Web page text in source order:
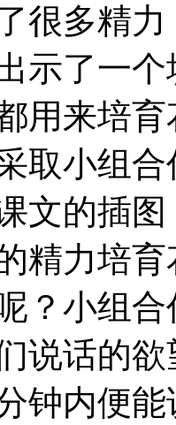
很多精
示了一
用来培
取小组
文的插
精力培
？小组
说话的
钟内便